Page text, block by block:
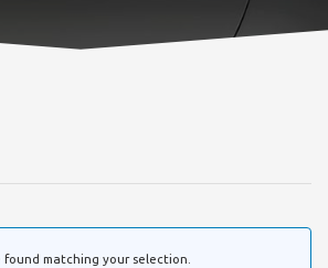
matching your selection.